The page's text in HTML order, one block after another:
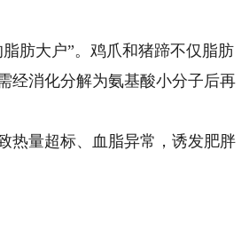
肪大户”。鸡爪和猪蹄不仅脂肪
经消化分解为氨基酸小分子后再
量超标、血脂异常，诱发肥胖